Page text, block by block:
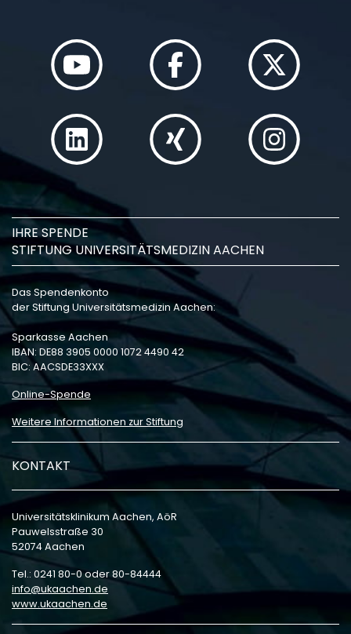
IHRE SPENDE
STIFTUNG UNIVERSITÄTSMEDIZIN AACHEN
Das Spendenkonto
der Stiftung Universitätsmedizin Aachen:
Sparkasse Aachen
IBAN: DE88 3905 0000 1072 4490 42
BIC: AACSDE33XXX
Online-Spende
Weitere Informationen zur Stiftung
KONTAKT
Universitätsklinikum Aachen, AöR
Pauwelsstraße 30
52074 Aachen
Tel.: 0241 80-0 oder 80-84444
info
ukaachen de
www.ukaachen.de